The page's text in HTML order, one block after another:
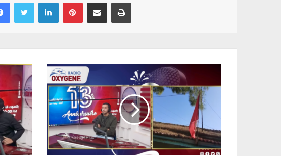
Facebook Twitter Linkedin Pinterest Partager par email Imprimer